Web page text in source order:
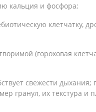
кальция и фосфора;
клетчатку,
(гороховая
свежести дыхания;
гранул, их текстура и